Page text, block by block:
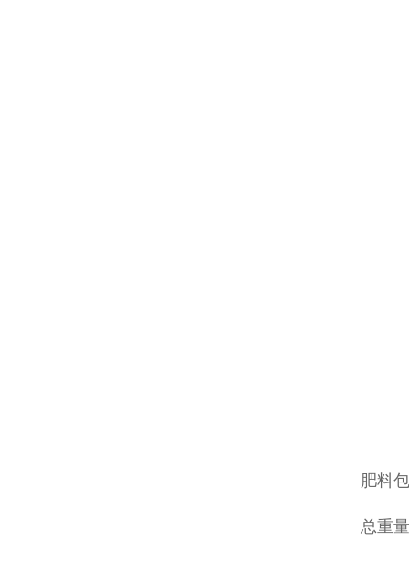
肥料
总重